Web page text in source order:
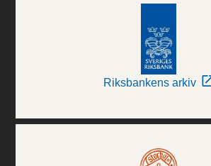
Riksbankens arkiv